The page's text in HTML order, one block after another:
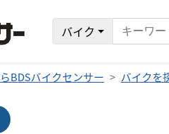
バイク
BDSバイクセンサー バイクを